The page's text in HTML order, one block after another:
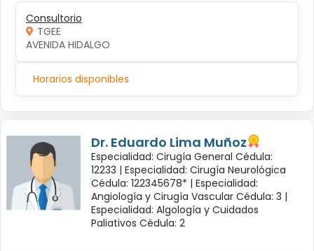
Consultorio
TGEE
AVENIDA HIDALGO
Horarios disponibles
Dr. Eduardo Lima Muñoz
Especialidad: Cirugía General Cédula:
12233 | Especialidad: Cirugía Neurológica
Cédula: 122345678* | Especialidad:
Angiología y Cirugía Vascular Cédula: 3 |
Especialidad: Algología y Cuidados
Paliativos Cédula: 2